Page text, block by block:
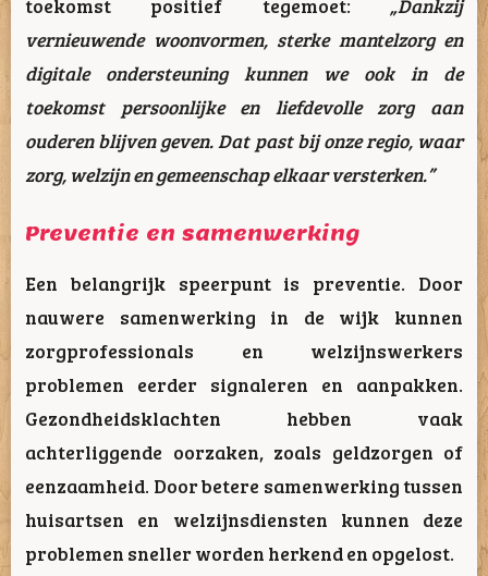
toekomst positief tegemoet: „Dankzij
vernieuwende woonvormen, sterke mantelzorg en
digitale ondersteuning kunnen we ook in de
toekomst persoonlijke en liefdevolle zorg aan
ouderen blijven geven. Dat past bij onze regio, waar
zorg, welzijn en gemeenschap elkaar versterken.”
Preventie en samenwerking
Een belangrijk speerpunt is preventie. Door
nauwere samenwerking in de wijk kunnen
zorgprofessionals en welzijnswerkers
problemen eerder signaleren en aanpakken.
Gezondheidsklachten hebben vaak
achterliggende oorzaken, zoals geldzorgen of
eenzaamheid. Door betere samenwerking tussen
huisartsen en welzijnsdiensten kunnen deze
problemen sneller worden herkend en opgelost.